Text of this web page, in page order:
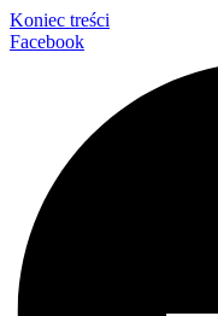
Koniec treści
Facebook